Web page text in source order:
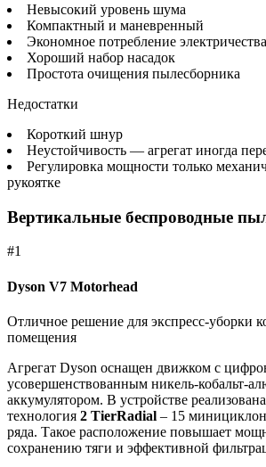
Невысокий уровень шума
Компактный и маневренный
Экономное потребление электричества
Хороший набор насадок
Простота очищения пылесборника
Недостатки
Короткий шнур
Неустойчивость — агрегат иногда
Регулировка мощности только
рукоятке
Вертикальные беспроводные
#1
Dyson V7 Motorhead
Отличное решение для экспресс-уборки
помещения
Агрегат Dyson оснащен движком с
усовершенствованным никель-кобальт-
аккумулятором. В устройстве
технология 2 TierRadial – 15
ряда. Такое расположение повышает
сохранению тяги и эффективной